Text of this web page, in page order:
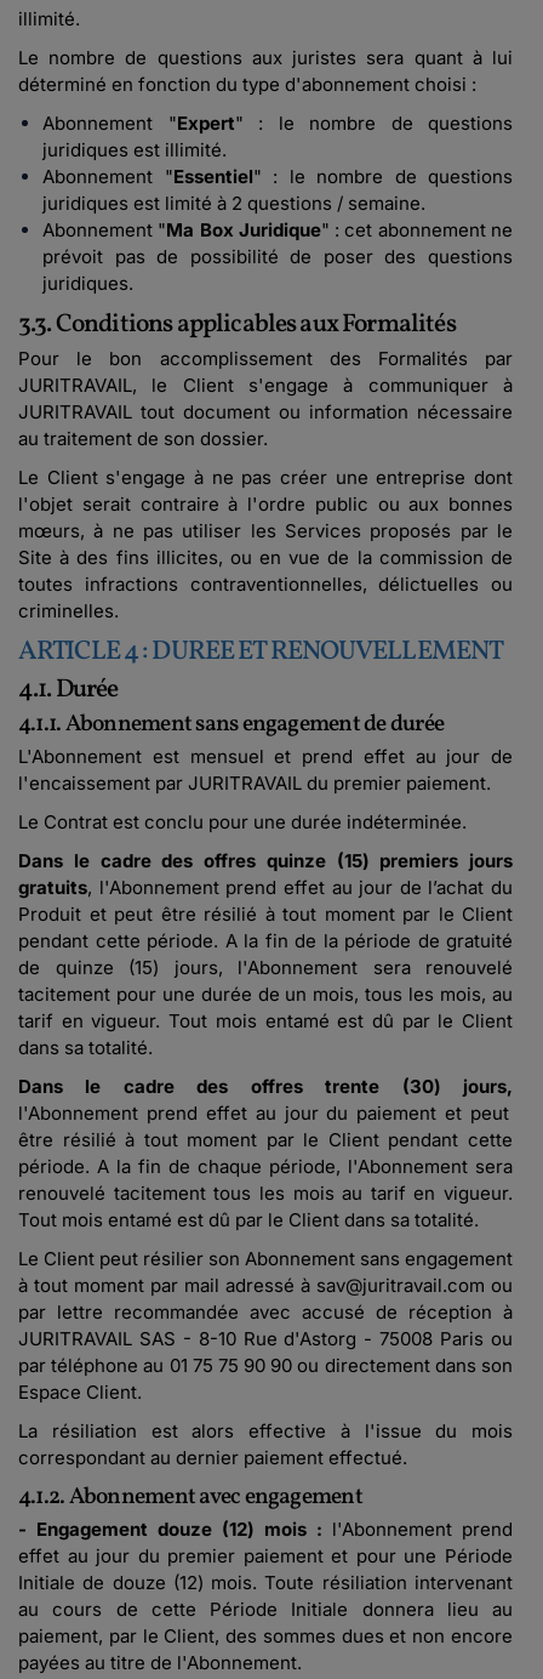
illimité.
Le nombre de questions aux juristes sera quant à lui
déterminé en fonction du type d'abonnement choisi :
Abonnement "Expert" : le nombre de questions
juridiques est illimité.
Abonnement "Essentiel" : le nombre de questions
juridiques est limité à 2 questions / semaine.
Abonnement "Ma Box Juridique" : cet abonnement ne
prévoit pas de possibilité de poser des questions
juridiques.
3.3. Conditions applicables aux Formalités
Pour le bon accomplissement des Formalités par
JURITRAVAIL, le Client s'engage à communiquer à
JURITRAVAIL tout document ou information nécessaire
au traitement de son dossier.
Le Client s'engage à ne pas créer une entreprise dont
l'objet serait contraire à l'ordre public ou aux bonnes
mœurs, à ne pas utiliser les Services proposés par le
Site à des fins illicites, ou en vue de la commission de
toutes infractions contraventionnelles, délictuelles ou
criminelles.
ARTICLE 4 : DUREE ET RENOUVELLEMENT
4.1. Durée
4.1.1. Abonnement sans engagement de durée
L'Abonnement est mensuel et prend effet au jour de
l'encaissement par JURITRAVAIL du premier paiement.
Le Contrat est conclu pour une durée indéterminée.
Dans le cadre des offres quinze (15) premiers jours
gratuits, l'Abonnement prend effet au jour de l’achat du
Produit et peut être résilié à tout moment par le Client
pendant cette période. A la fin de la période de gratuité
de quinze (15) jours, l'Abonnement sera renouvelé
tacitement pour une durée de un mois, tous les mois, au
tarif en vigueur. Tout mois entamé est dû par le Client
dans sa totalité.
Dans le cadre des offres trente (30) jours,
l'Abonnement prend effet au jour du paiement et peut
être résilié à tout moment par le Client pendant cette
période. A la fin de chaque période, l'Abonnement sera
renouvelé tacitement tous les mois au tarif en vigueur.
Tout mois entamé est dû par le Client dans sa totalité.
Le Client peut résilier son Abonnement sans engagement
à tout moment par mail adressé à sav@juritravail.com ou
par lettre recommandée avec accusé de réception à
JURITRAVAIL SAS - 8-10 Rue d'Astorg - 75008 Paris ou
par téléphone au 01 75 75 90 90 ou directement dans son
Espace Client.
La résiliation est alors effective à l'issue du mois
correspondant au dernier paiement effectué.
4.1.2. Abonnement avec engagement
- Engagement douze (12) mois : l'Abonnement prend
effet au jour du premier paiement et pour une Période
Initiale de douze (12) mois. Toute résiliation intervenant
au cours de cette Période Initiale donnera lieu au
paiement, par le Client, des sommes dues et non encore
payées au titre de l'Abonnement.